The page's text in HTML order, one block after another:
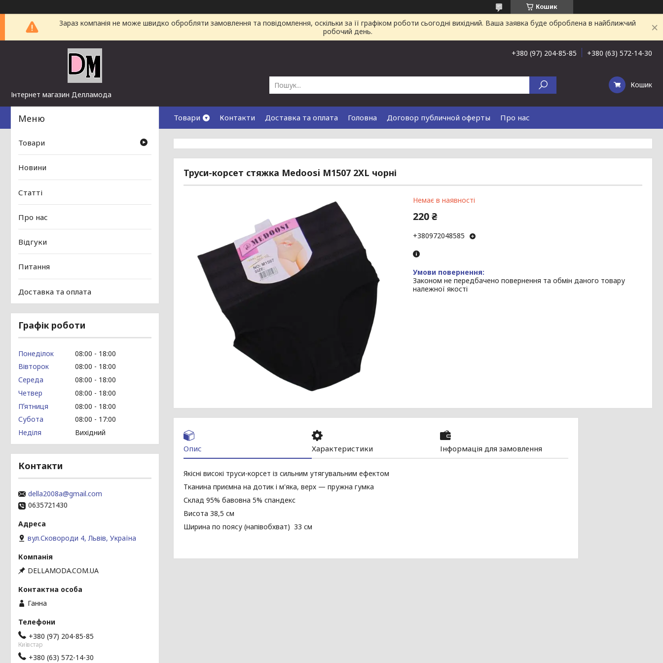
Кошик
Зараз компанія не може швидко обробляти замовлення та повідомлення, оскільки за її графіком роботи сьогодні вихідний. Ваша заявка буде оброблена в найближчий
робочий день.
Інтернет магазин Делламода
+380 (97) 204-85-85 +380 (63) 572-14-30
Кошик
Товари Контакти Доставка та оплата Головна Договор публичной оферты Про нас
Труси-корсет стяжка Medoosi M1507 2XL чорні
Немає в наявності
220 ₴
+380972048585
Законом не передбачено повернення та обмін даного товару
належної якості
Опис Характеристики Інформація для замовлення
Якісні високі труси-корсет із сильним утягувальним ефектом
Тканина приємна на дотик і м'яка, верх — пружна гумка
Склад 95% бавовна 5% спандекс
Висота 38,5 см
Ширина по поясу (напівобхват) 33 см
Товари
Новини
Статті
Про нас
Відгуки
Питання
Доставка та оплата
Графік роботи
Понеділок 08:00
18:00
Вівторок
08:00
18:00
Середа
08:00
18:00
Четвер
08:00
18:00
Пʼятниця
08:00
18:00
Субота
08:00
17:00
Неділя
Вихідний
Контакти
della2008a@gmail.com
0635721430
вул.Сковороди 4, Львів, Україна
DELLAMODA.COM.UA
Ганна
+380 (97) 204-85-85
Київстар
+380 (63) 572-14-30